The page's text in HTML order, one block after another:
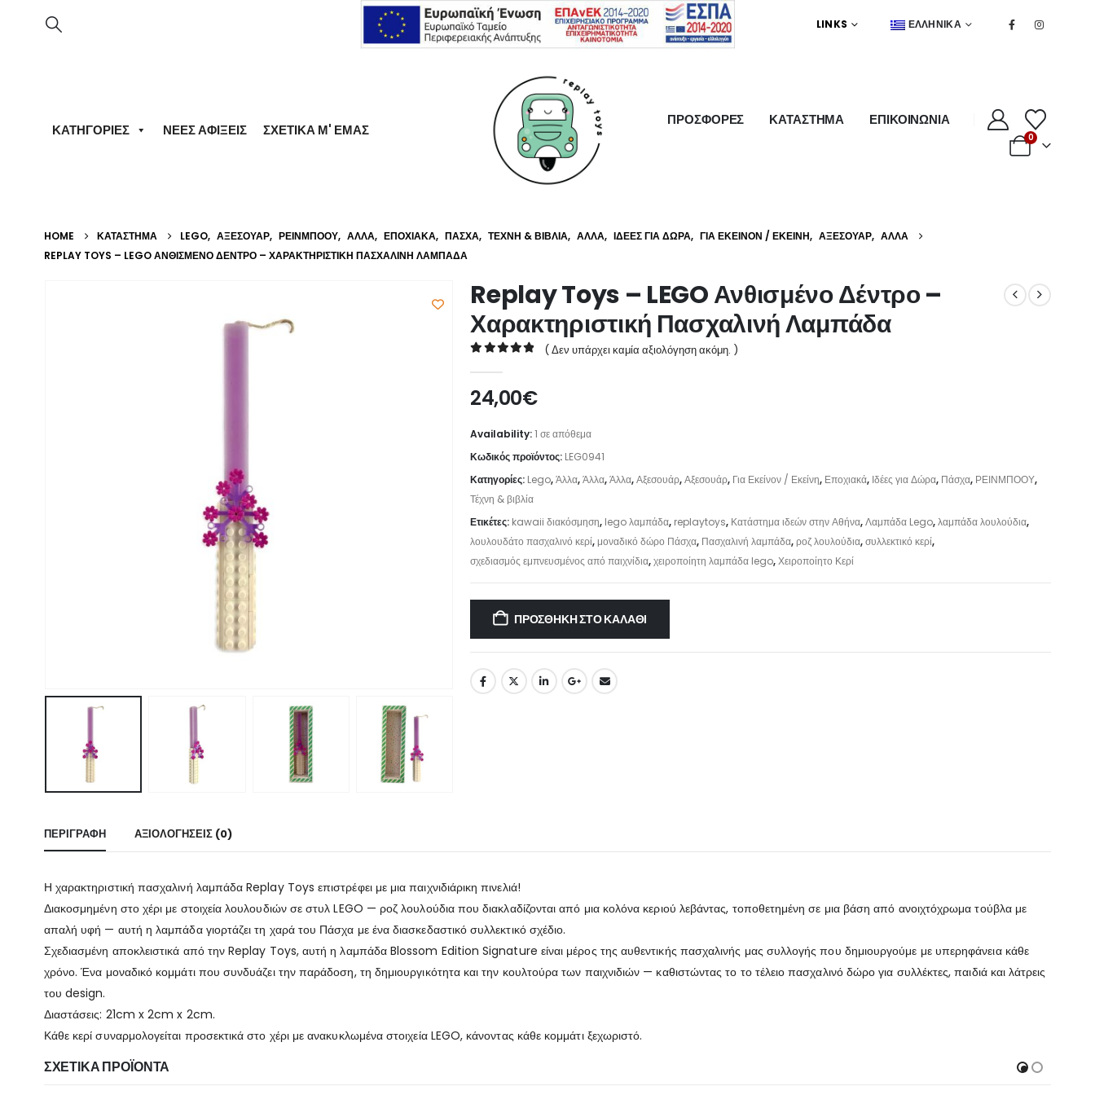
LINKS ΕΛΛΗΝΙΚΆ
ΚΑΤΗΓΟΡΊΕΣ ΝΈΕΣ ΑΦΊΞΕΙΣ ΣΧΕΤΙΚΆ Μ' ΕΜΆΣ
ΠΡΟΣΦΟΡΕΣ ΚΑΤΑΣΤΗΜΑ ΕΠΙΚΟΙΝΩΝΙΑ
0
HOME ΚΑΤΆΣΤΗΜΑ LEGO, ΑΞΕΣΟΥΆΡ, ΡΕΙΝΜΠΟΟΥ, ΆΛΛΑ, ΕΠΟΧΙΑΚΆ, ΠΆΣΧΑ, ΤΈΧΝΗ & ΒΙΒΛΊΑ, ΆΛΛΑ, ΙΔΈΕΣ ΓΙΑ ΔΏΡΑ, ΓΙΑ ΕΚΕΊΝΟΝ / ΕΚΕΊΝΗ, ΑΞΕΣΟΥΆΡ, ΆΛΛΑ
REPLAY TOYS – LEGO ΑΝΘΙΣΜΈΝΟ ΔΈΝΤΡΟ – ΧΑΡΑΚΤΗΡΙΣΤΙΚΉ ΠΑΣΧΑΛΙΝΉ ΛΑΜΠΆΔΑ
Replay Toys – LEGO Ανθισμένο Δέντρο –
Χαρακτηριστική Πασχαλινή Λαμπάδα
( Δεν υπάρχει καμία αξιολόγηση ακόμη. )
24,00€
Availability:1 σε απόθεμα
Κωδικός προϊόντος: LEG0941
Κατηγορίες: Lego,Άλλα,Άλλα,Άλλα,Αξεσουάρ,Αξεσουάρ, Για Εκείνον / Εκείνη, Εποχιακά, Ιδέες για Δώρα, Πάσχα, ΡΕΙΝΜΠΟΟΥ,
Τέχνη & βιβλία
Ετικέτες: kawaii διακόσμηση, lego λαμπάδα, replaytoys, Κατάστημα ιδεών στην Αθήνα,Λαμπάδα Lego,λαμπάδα λουλούδια,
λουλουδάτο πασχαλινό κερί,μοναδικό δώρο Πάσχα, Πασχαλινή λαμπάδα,ροζ λουλούδια,συλλεκτικό κερί,
σχεδιασμός εμπνευσμένος από παιχνίδια,χειροποίητη λαμπάδα lego,Χειροποίητο Κερί
ΠΡΟΣΘΉΚΗ ΣΤΟ ΚΑΛΆΘΙ
ΠΕΡΙΓΡΑΦΉ ΑΞΙΟΛΟΓΉΣΕΙΣ (0)
Η χαρακτηριστική πασχαλινή λαμπάδα Replay Toys επιστρέφει με μια παιχνιδιάρικη πινελιά!
Διακοσμημένη στο χέρι με στοιχεία λουλουδιών σε στυλ LEGO — ροζ λουλούδια που διακλαδίζονται από μια κολόνα κεριού λεβάντας, τοποθετημένη σε μια βάση από ανοιχτόχρωμα τούβλα με
απαλή υφή — αυτή η λαμπάδα γιορτάζει τη χαρά του Πάσχα με ένα διασκεδαστικό συλλεκτικό σχέδιο.
Σχεδιασμένη αποκλειστικά από την Replay Toys, αυτή η λαμπάδα Blossom Edition Signature είναι μέρος της αυθεντικής πασχαλινής μας συλλογής που δημιουργούμε με υπερηφάνεια κάθε
χρόνο. Ένα μοναδικό κομμάτι που συνδυάζει την παράδοση, τη δημιουργικότητα και την κουλτούρα των παιχνιδιών — καθιστώντας το το τέλειο πασχαλινό δώρο για συλλέκτες, παιδιά και λάτρεις
του design.
Διαστάσεις: 21cm x 2cm x 2cm.
Κάθε κερί συναρμολογείται προσεκτικά στο χέρι με ανακυκλωμένα στοιχεία LEGO, κάνοντας κάθε κομμάτι ξεχωριστό.
ΣΧΕΤΙΚΆ ΠΡΟΪΌΝΤΑ